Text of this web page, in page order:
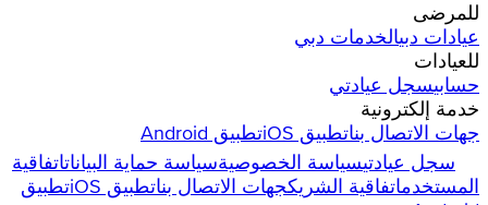
للمرضى
عيادات دبيالخدمات دبي
للعيادات
حسابيسجل عيادتي
خدمة إلكترونية
جهات الاتصال بناتطبيق iOS
تطبيق Android
سجل عيادتيسياسة الخصوصيةسياسة حماية البياناتاتفاقية
المستخدماتفاقية الشريكجهات الاتصال بناتطبيق iOS
تطبيق